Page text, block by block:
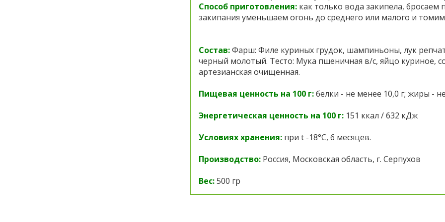
Способ приготовления: как только вода закипела,
закипания уменьшаем огонь до среднего или малого и
Состав:Фарш: Филе куриных грудок, шампиньоны, лук
черный молотый. Тесто: Мука пшеничная в/с, яйцо куриное,
артезианская очищенная.
Пищевая ценность на 100 г:белки - не менее 10,0 г; жиры -
Энергетическая ценность на 100 г: 151 ккал / 632 кДж
Условиях хранения: при t -18°C, 6 месяцев.
Производство: Россия, Московская область, г. Серпухов
Вес:500 гр